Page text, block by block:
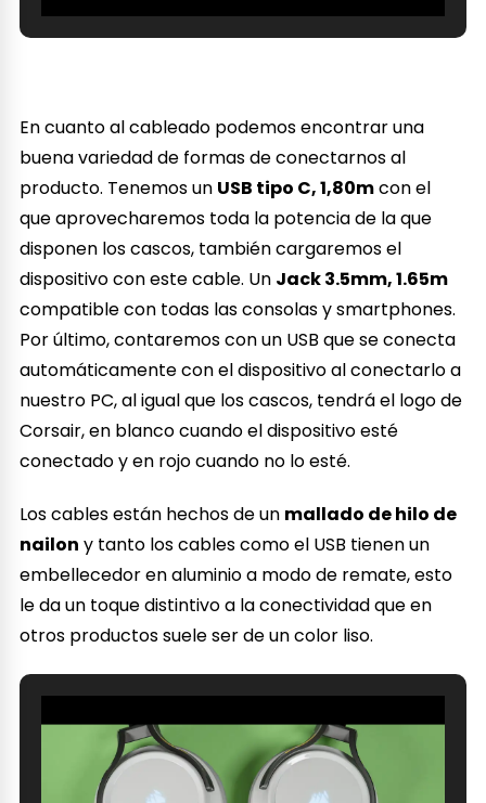
En cuanto al cableado podemos encontrar una
buena variedad de formas de conectarnos al
producto. Tenemos un USB tipo C, 1,80mcon el
que aprovecharemos toda la potencia de la que
disponen los cascos, también cargaremos el
dispositivo con este cable. Un Jack 3.5mm, 1.65m
compatible con todas las consolas y smartphones.
Por último, contaremos con un USB que se conecta
automáticamente con el dispositivo al conectarlo a
nuestro PC, al igual que los cascos, tendrá el logo de
Corsair, en blanco cuando el dispositivo esté
conectado y en rojo cuando no lo esté.
Los cables están hechos de un mallado de hilo de
nailon y tanto los cables como el USB tienen un
embellecedor en aluminio a modo de remate, esto
le da un toque distintivo a la conectividad que en
otros productos suele ser de un color liso.